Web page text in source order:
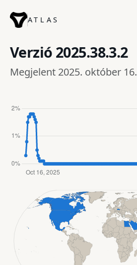
ATLAS
Verzió 2025.38.3.2
Megjelent 2025. október 16.